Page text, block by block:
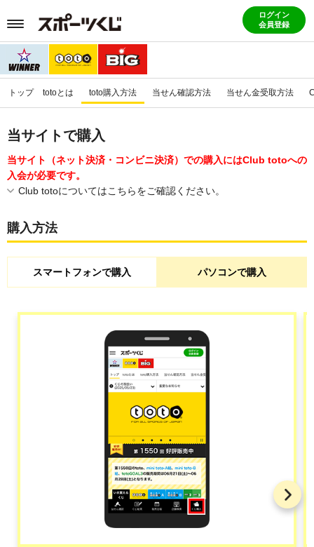
ログイン
会員登録
トップ totoとは toto購入方法 当せん確認方法 当せん金受取方法
当サイトで購入
当サイト（ネット決済・コンビニ決済）での購入にはClub totoへの
入会が必要です。
Club totoについてはこちらをご確認ください。
購入方法
スマートフォンで購入 パソコンで購入